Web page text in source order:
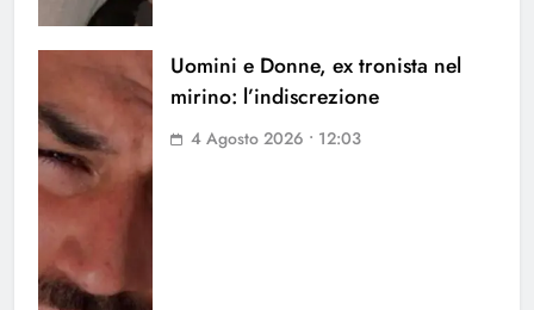
Uomini e Donne, ex tronista nel
mirino: l’indiscrezione
4 Agosto 2026 • 12:03